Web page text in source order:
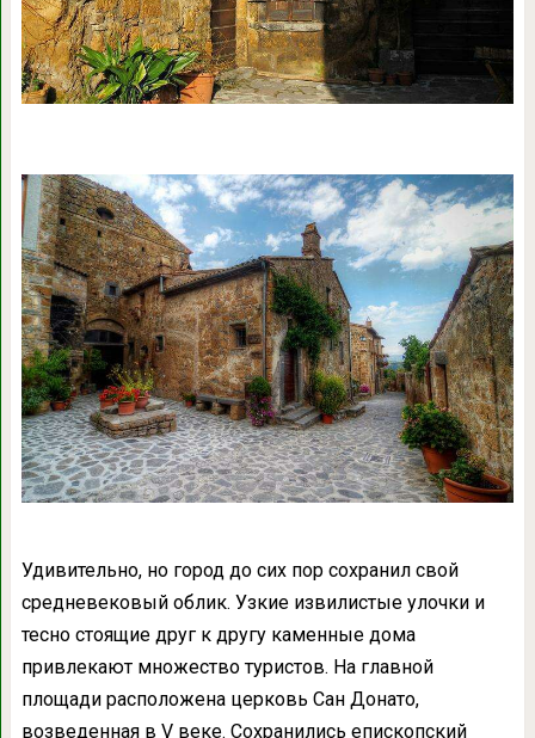
Удивительно, но город до сих пор сохранил свой
средневековый облик. Узкие извилистые улочки и
тесно стоящие друг к другу каменные дома
привлекают множество туристов. На главной
площади расположена церковь Сан Донато,
возведенная в V веке. Сохранились епископский